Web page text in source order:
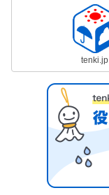
tenki.jp